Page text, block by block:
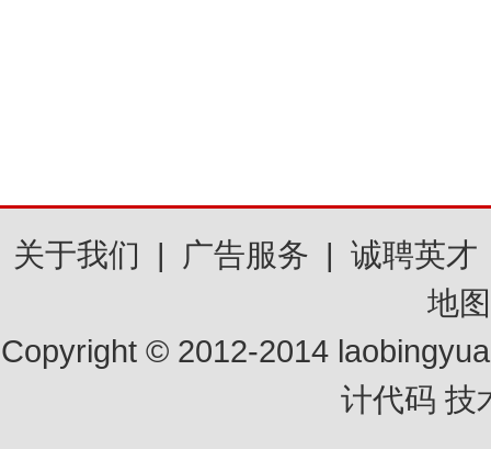
关于我们 | 广告服务 | 诚聘英才
地图
Copyright © 2012-2014
计代码 技